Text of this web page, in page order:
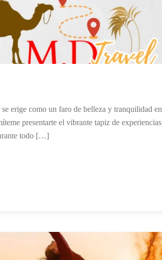
erige como un faro de belleza y tranquilidad en
presentarte el vibrante tapiz de experiencias
todo […]